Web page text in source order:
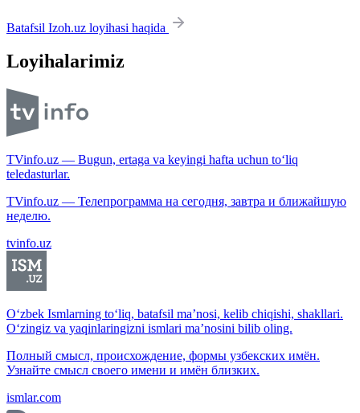
Batafsil Izoh.uz loyihasi haqida
Loyihalarimiz
TVinfo.uz — Bugun, ertaga va keyingi hafta uchun to‘liq
teledasturlar.
TVinfo.uz — Телепрограмма на сегодня, завтра и ближайшую
неделю.
tvinfo.uz
O‘zbek Ismlarning to‘liq, batafsil ma’nosi, kelib chiqishi, shakllari.
O‘zingiz va yaqinlaringizni ismlari ma’nosini bilib oling.
Полный смысл, происхождение, формы узбекских имён.
Узнайте смысл своего имени и имён близких.
ismlar.com